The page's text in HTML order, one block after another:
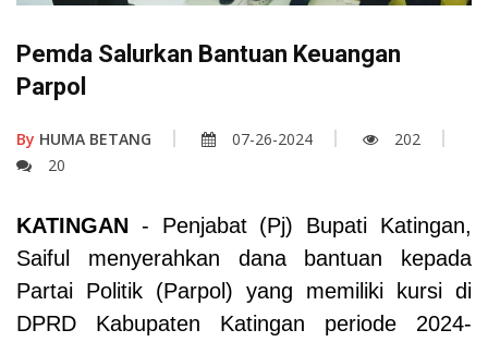
Pemda Salurkan Bantuan Keuangan
Parpol
By HUMA BETANG 07-26-2024
202
20
KATINGAN - Penjabat (Pj) Bupati Katingan,
Saiful menyerahkan dana bantuan kepada
Partai Politik (Parpol) yang memiliki kursi di
DPRD Kabupaten Katingan periode 2024-